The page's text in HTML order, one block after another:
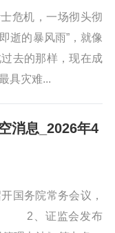
危机，一场彻头彻
逝的暴风雨”，就像
去的那样，现在成
具灾难...
消息_2026年4
国务院常务会议，
。 2、证监会发布